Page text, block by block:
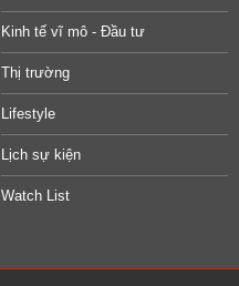
Kinh tế vĩ mô - Đầu tư
Thị trường
Lifestyle
Lịch sự kiện
Watch List